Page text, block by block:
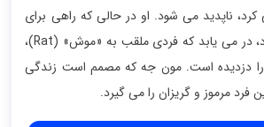
ناپدید می شود. او در حالی که راهی برای
اثبات هویت خود ندارد، در می یابد که فردی ملقب به «موش» (Rat)،
دزدیده است. مون جه که مصمم است زندگی
فرد مرموز و گریزان را می گیرد.